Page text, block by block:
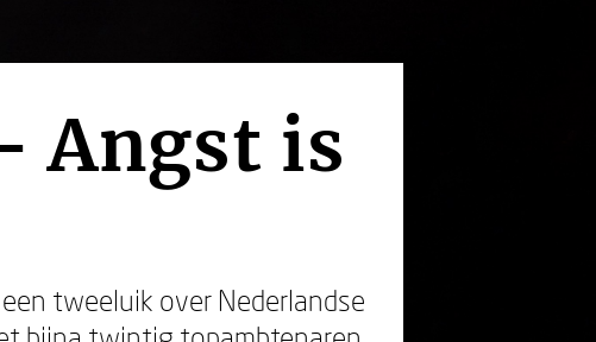
Angst is
tweeluik over Nederlandse